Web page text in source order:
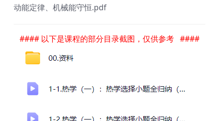
动能定律、机械能守恒.pdf
#### 以下是课程的部分目录截图，仅供参考 ####